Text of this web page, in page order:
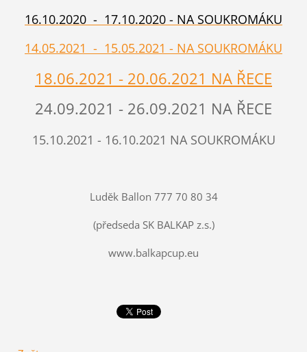
16.10.2020 - 17.10.2020 - NA SOUKROMÁKU
14.05.2021 - 15.05.2021 - NA SOUKROMÁKU
18.06.2021 - 20.06.2021 NA ŘECE
24.09.2021 - 26.09.2021 NA ŘECE
15.10.2021 - 16.10.2021 NA SOUKROMÁKU
Luděk Ballon 777 70 80 34
(předseda SK BALKAP z.s.)
www.balkapcup.eu